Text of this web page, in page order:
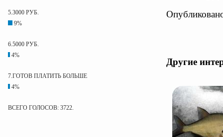
5.3000 РУБ.
9%
6.5000 РУБ.
4%
7.ГОТОВ ПЛАТИТЬ БОЛЬШЕ
4%
ВСЕГО ГОЛОСОВ: 3722.
Другие